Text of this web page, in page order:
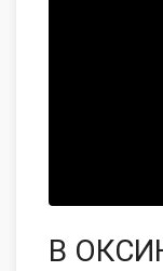
В